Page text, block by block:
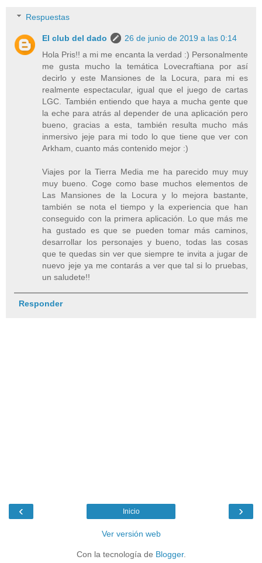
Respuestas
El club del dado
26 de junio de 2019 a las 0:14
Hola Pris!! a mi me encanta la verdad :) Personalmente
me gusta mucho la temática Lovecraftiana por así
decirlo y este Mansiones de la Locura, para mi es
realmente espectacular, igual que el juego de cartas
LGC. También entiendo que haya a mucha gente que
la eche para atrás al depender de una aplicación pero
bueno, gracias a esta, también resulta mucho más
inmersivo jeje para mi todo lo que tiene que ver con
Arkham, cuanto más contenido mejor :)
Viajes por la Tierra Media me ha parecido muy muy
muy bueno. Coge como base muchos elementos de
Las Mansiones de la Locura y lo mejora bastante,
también se nota el tiempo y la experiencia que han
conseguido con la primera aplicación. Lo que más me
ha gustado es que se pueden tomar más caminos,
desarrollar los personajes y bueno, todas las cosas
que te quedas sin ver que siempre te invita a jugar de
nuevo jeje ya me contarás a ver que tal si lo pruebas,
un saludete!!
Responder
‹ ›
Inicio
Ver versión web
Con la tecnología de Blogger.